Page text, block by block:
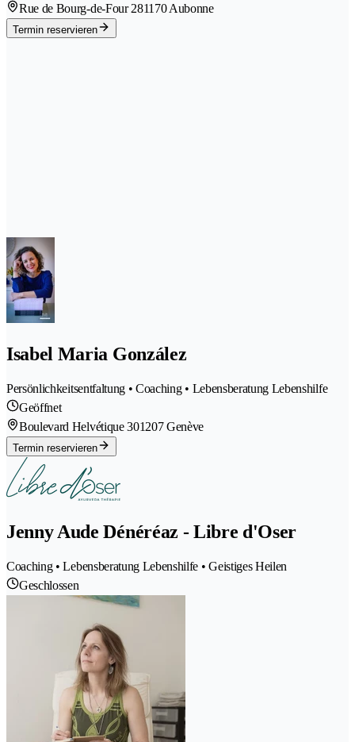
Rue de Bourg-de-Four 281170 Aubonne
Termin reservieren
Isabel Maria González
Persönlichkeitsentfaltung • Coaching • Lebensberatung Lebenshilfe
Geöffnet
Boulevard Helvétique 301207 Genève
Termin reservieren
Jenny Aude Dénéréaz - Libre d'Oser
Coaching • Lebensberatung Lebenshilfe • Geistiges Heilen
Geschlossen